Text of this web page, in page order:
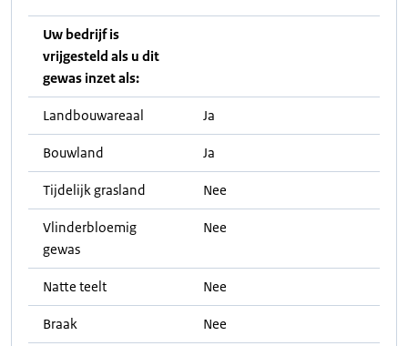
Uw bedrijf is
vrijgesteld als u dit
gewas inzet als:
Landbouwareaal Ja
Bouwland Ja
Tijdelijk grasland Nee
Vlinderbloemig
gewas
Nee
Natte teelt Nee
Braak Nee